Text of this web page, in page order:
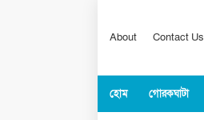
About Contact Us
হোম গোরকঘাটা